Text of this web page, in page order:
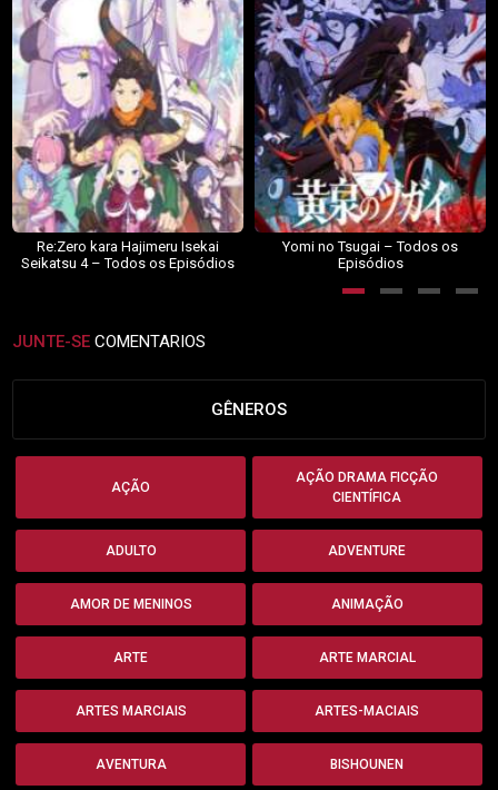
Re:Zero kara Hajimeru Isekai
Seikatsu 4 – Todos os Episódios
Yomi no Tsugai – Todos os
Episódios
JUNTE-SE COMENTARIOS
GÊNEROS
AÇÃO
AÇÃO DRAMA FICÇÃO
CIENTÍFICA
ADULTO ADVENTURE
AMOR DE MENINOS ANIMAÇÃO
ARTE ARTE MARCIAL
ARTES MARCIAIS ARTES-MACIAIS
AVENTURA BISHOUNEN